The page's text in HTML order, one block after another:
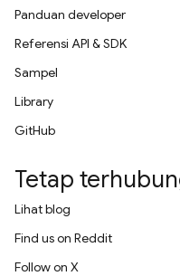
Panduan developer
Referensi API & SDK
Sampel
Library
GitHub
Tetap
Lihat blog
Find us on Reddit
Follow on X